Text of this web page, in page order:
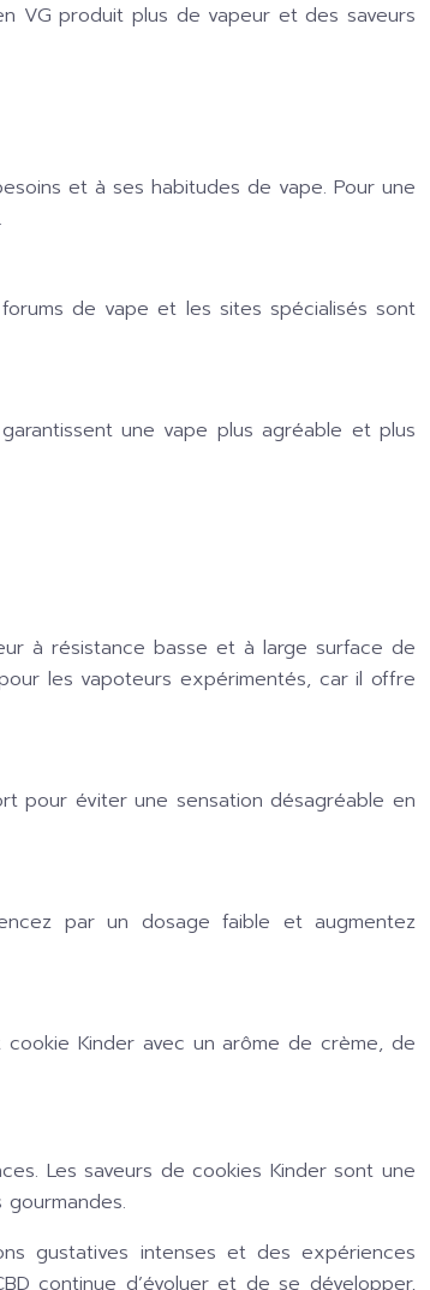
VG produit plus de vapeur et des saveurs
et à ses habitudes de vape. Pour une
de vape et les sites spécialisés sont
une vape plus agréable et plus
à résistance basse et à large surface de
les vapoteurs expérimentés, car il offre
pour éviter une sensation désagréable en
par un dosage faible et augmentez
Kinder avec un arôme de crème, de
Les saveurs de cookies Kinder sont une
gustatives intenses et des expériences
continue d’évoluer et de se développer,